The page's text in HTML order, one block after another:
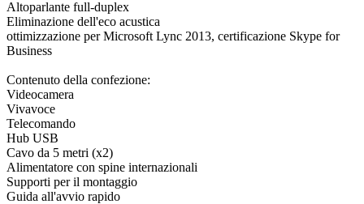
Altoparlante full-duplex
Eliminazione dell'eco acustica
ottimizzazione per Microsoft Lync 2013, certificazione Skype for
Business
Contenuto della confezione:
Videocamera
Vivavoce
Telecomando
Hub USB
Cavo da 5 metri (x2)
Alimentatore con spine internazionali
Supporti per il montaggio
Guida all'avvio rapido